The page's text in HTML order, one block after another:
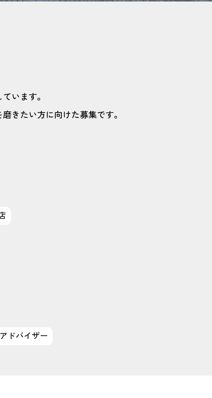
います。
きたい方に向けた募集です。
ドバイザー